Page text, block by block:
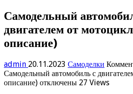
Самодельный
двигателем от
описание)
admin 20.11.2023 Самоделки
Самодельный автомобиль с
описание) отключены 27 Views